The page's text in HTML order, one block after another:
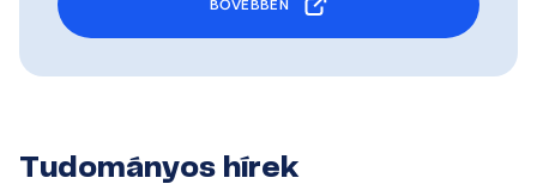
BŐVEBBEN
Tudományos hírek